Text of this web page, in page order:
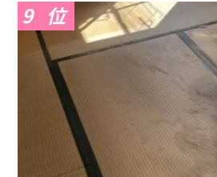
9